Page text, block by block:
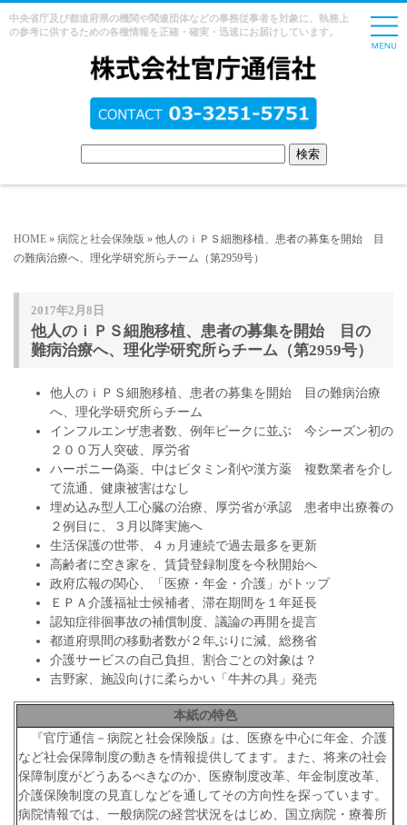
中央省庁及び都道府県の機関や関連団体などの事務従事者を対象に、執務上
の参考に供するための各種情報を正確・確実・迅速にお届けしています。
HOME » 病院と社会保険版 » 他人のｉＰＳ細胞移植、患者の募集を開始 目
の難病治療へ、理化学研究所らチーム（第2959号）
2017年2月8日
他人のｉＰＳ細胞移植、患者の募集を開始 目の
難病治療へ、理化学研究所らチーム（第2959号）
他人のｉＰＳ細胞移植、患者の募集を開始 目の難病治療
へ、理化学研究所らチーム
インフルエンザ患者数、例年ピークに並ぶ 今シーズン初の
２００万人突破、厚労省
ハーボニー偽薬、中はビタミン剤や漢方薬 複数業者を介し
て流通、健康被害はなし
埋め込み型人工心臓の治療、厚労省が承認 患者申出療養の
２例目に、３月以降実施へ
生活保護の世帯、４ヵ月連続で過去最多を更新
高齢者に空き家を、賃貸登録制度を今秋開始へ
政府広報の関心、「医療・年金・介護」がトップ
ＥＰＡ介護福祉士候補者、滞在期間を１年延長
認知症徘徊事故の補償制度、議論の再開を提言
都道府県間の移動者数が２年ぶりに減、総務省
介護サービスの自己負担、割合ごとの対象は？
吉野家、施設向けに柔らかい「牛丼の具」発売
本紙の特色
『官庁通信－病院と社会保険版』は、医療を中心に年金、介護
など社会保障制度の動きを情報提供してます。また、将来の社会
保障制度がどうあるべきなのか、医療制度改革、年金制度改革、
介護保険制度の見直しなどを通してその方向性を探っています。
病院情報では、一般病院の経営状況をはじめ、国立病院・療養所